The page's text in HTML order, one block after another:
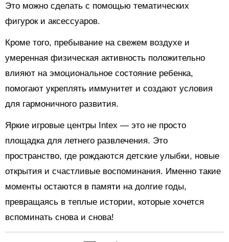
Это можно сделать с помощью тематических
фигурок и аксессуаров.
Кроме того, пребывание на свежем воздухе и
умеренная физическая активность положительно
влияют на эмоциональное состояние ребенка,
помогают укреплять иммунитет и создают условия
для гармоничного развития.
Яркие игровые центры Intex — это не просто
площадка для летнего развлечения. Это
пространство, где рождаются детские улыбки, новые
открытия и счастливые воспоминания. Именно такие
моменты остаются в памяти на долгие годы,
превращаясь в теплые истории, которые хочется
вспоминать снова и снова!